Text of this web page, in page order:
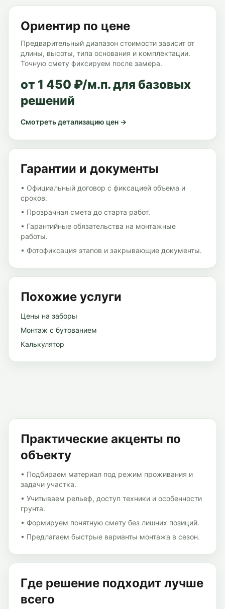
Ориентир по цене
Предварительный диапазон стоимости зависит от
длины, высоты, типа основания и комплектации.
Точную смету фиксируем после замера.
от 1 450 ₽/м.п. для базовых
решений
Смотреть детализацию цен →
Гарантии и документы
• Официальный договор с фиксацией объема и
сроков.
• Прозрачная смета до старта работ.
• Гарантийные обязательства на монтажные
работы.
• Фотофиксация этапов и закрывающие документы.
Похожие услуги
Цены на заборы
Монтаж с бутованием
Калькулятор
Практические акценты по
объекту
• Подбираем материал под режим проживания и
задачи участка.
• Учитываем рельеф, доступ техники и особенности
грунта.
• Формируем понятную смету без лишних позиций.
• Предлагаем быстрые варианты монтажа в сезон.
Где решение подходит лучше
всего